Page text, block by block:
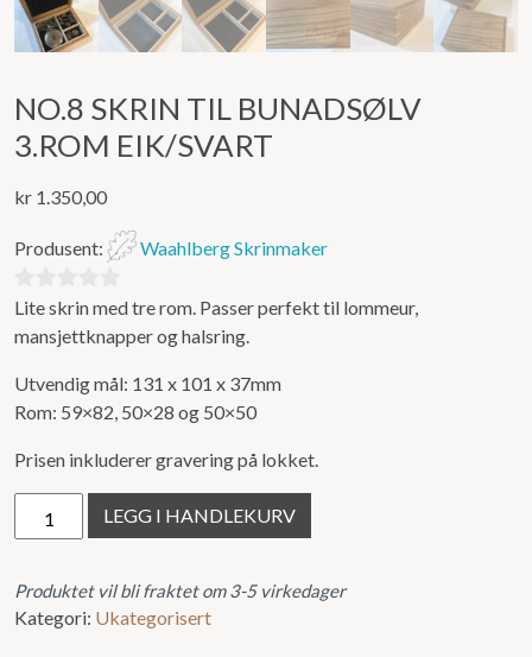
NO.8 SKRIN TIL BUNADSØLV
3.ROM EIK/SVART
kr 1.350,00
Produsent: Waahlberg Skrinmaker
0
ut
5
Lite skrin med tre rom. Passer perfekt til lommeur,
mansjettknapper og halsring.
Utvendig mål: 131 x 101 x 37mm
Rom: 59×82, 50×28 og 50×50
Prisen inkluderer gravering på lokket.
Skrin
bunadsølv
3.rom
LEGG I HANDLEKURV
Produktet vil bli fraktet om 3-5 virkedager
Kategori: Ukategorisert